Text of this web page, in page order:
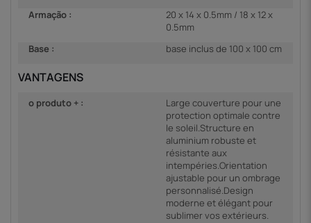
Armação :
20 x 14 x 0.5mm / 18 x 12 x
0.5mm
Base :
base inclus de 100 x 100 cm
VANTAGENS
o produto + :
Large couverture pour une
protection optimale contre
le soleil.Structure en
aluminium robuste et
résistante aux
intempéries.Orientation
ajustable pour un ombrage
personnalisé.Design
moderne et élégant pour
sublimer vos extérieurs.